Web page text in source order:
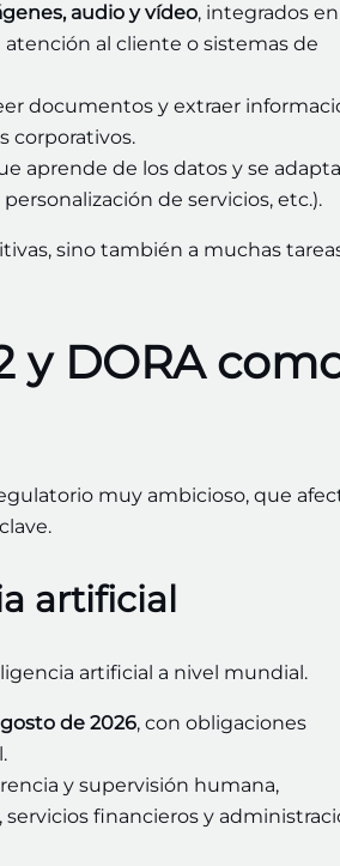
audio y vídeo, integrados en
al cliente o sistemas de
documentos y extraer
corporativos.
aprende de los datos y se
de servicios, etc.).
sino también a muchas
y DORA
muy ambicioso, que
artificial
artificial a nivel mundial.
de 2026, con obligaciones
y supervisión humana,
financieros y